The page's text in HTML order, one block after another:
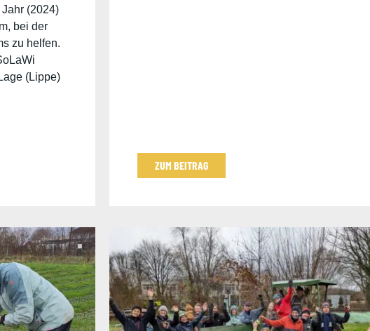
(2024)
bei der
zu helfen.
(Lippe)
ZUM BEITRAG